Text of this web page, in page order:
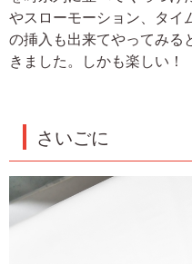
やスローモーション、タイ
の挿入も出来てやってみる
きました。しかも楽しい！
さいごに